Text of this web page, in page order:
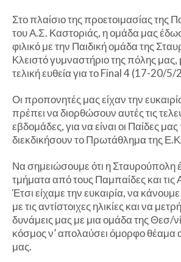
Στο πλαίσιο της προετοιμασίας της
του Α.Σ. Καστοριάς, η ομάδα μας
φιλικό με την Παιδική ομάδα της
Κλειστό γυμναστήριο της πόλης
τελική ευθεία για το Final 4 (17-20/
Οι προπονητές μας είχαν την
πρέπει να διορθώσουν αυτές τις
εβδομάδες, για να είναι οι Παίδες
διεκδικήσουν το Πρωτάθλημα της
Να σημειώσουμε ότι η Σταυρούπολη
τμήματα από τους Παμπαίδες και τις
Έτσι είχαμε την ευκαιρία, να
με τις αντίστοιχες ηλικίες και να
δυνάμεις μας με μια ομάδα της Θεσ/
κόσμος ν’ απολαύσει όμορφο θέαμα
μας.